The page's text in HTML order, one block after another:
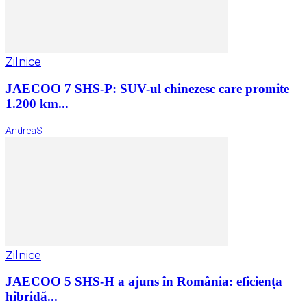
Zilnice
JAECOO 7 SHS-P: SUV-ul chinezesc care promite
1.200 km...
AndreaS
Zilnice
JAECOO 5 SHS-H a ajuns în România: eficiența
hibridă...